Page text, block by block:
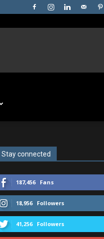
Stay connected
187,456 Fans
18,956 Followers
41,256 Followers